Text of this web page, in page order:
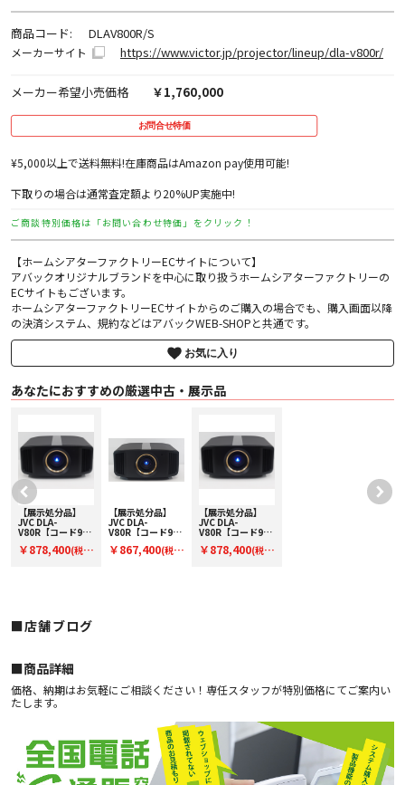
商品コード: DLAV800R/S
メーカーサイト https://www.victor.jp/projector/lineup/dla-v800r/
メーカー希望小売価格 ￥1,760,000
お問合せ特価
¥5,000以上で送料無料!在庫商品はAmazon pay使用可能!
下取りの場合は通常査定額より20%UP実施中!
ご商談特別価格は「お問い合わせ特価」をクリック！
【ホームシアターファクトリーECサイトについて】
アバックオリジナルブランドを中心に取り扱うホームシアターファクトリーの
ECサイトもございます。
ホームシアターファクトリーECサイトからのご購入の場合でも、購入画面以降
の決済システム、規約などはアバックWEB-SHOPと共通です。
お気に入り
あなたにおすすめの厳選中古・展示品
【展示処分品】
JVC DLA-
V80R【コード90-
ロジェクター
￥878,400(税
【展示処分品】
JVC DLA-
V80R【コード91-
ロジェクター
￥867,400(税
【展示処分品】
JVC DLA-
V80R【コード90-
ロジェクター
￥878,400(税
■店舗ブログ
■︎商品詳細
価格、納期はお気軽にご相談ください！専任スタッフが特別価格にてご案内い
たします。